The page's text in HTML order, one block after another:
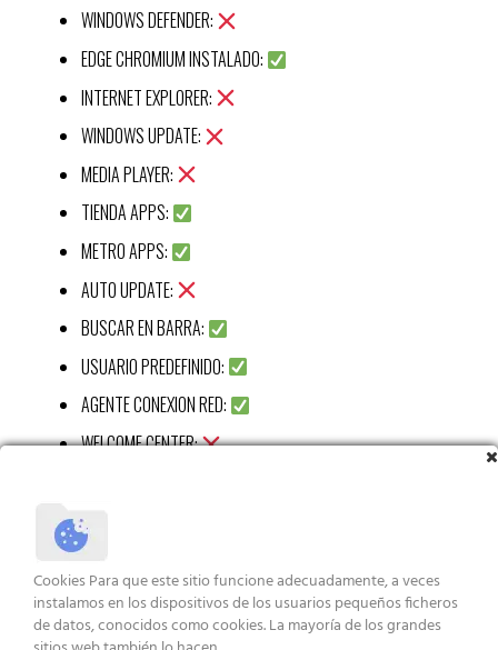
WINDOWS DEFENDER:
EDGE CHROMIUM INSTALADO:
INTERNET EXPLORER:
WINDOWS UPDATE:
MEDIA PLAYER:
TIENDA APPS:
METRO APPS:
AUTO UPDATE:
BUSCAR EN BARRA:
USUARIO PREDEFINIDO:
AGENTE CONEXION RED:
WELCOME CENTER:
RECORTES APP:
STICKY APP:
VISUALIZ WIN 7:
XBOX APP:
Cookies Para que este sitio funcione adecuadamente, a veces
instalamos en los dispositivos de los usuarios pequeños ficheros
de datos, conocidos como cookies. La mayoría de los grandes